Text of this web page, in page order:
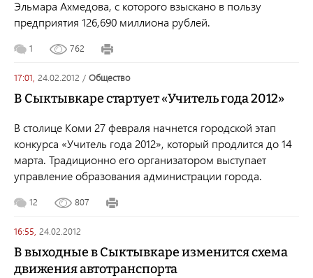
Эльмара Ахмедова, с которого взыскано в пользу
предприятия 126,690 миллиона рублей.
1 762
17:01, 24.02.2012 / общество
В Сыктывкаре стартует «Учитель года 2012»
В столице Коми 27 февраля начнется городской этап
конкурса «Учитель года 2012», который продлится до 14
марта. Традиционно его организатором выступает
управление образования администрации города.
12 807
16:55, 24.02.2012
В выходные в Сыктывкаре изменится схема
движения автотранспорта